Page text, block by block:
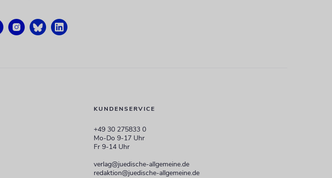
KUNDENSERVICE
+49 30 275833 0
Mo-Do 9-17 Uhr
Fr 9-14 Uhr
verlag@juedische-allgemeine.de
redaktion@juedische-allgemeine.de